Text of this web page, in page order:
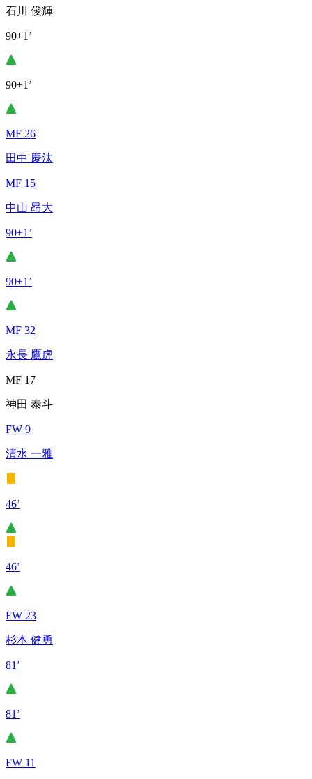
石川 俊輝
90+1’
90+1’
MF 26
田中 慶汰
MF 15
中山 昂大
90+1’
90+1’
MF 32
永長 鷹虎
MF 17
神田 泰斗
FW 9
清水 一雅
46’
46’
FW 23
杉本 健勇
81’
81’
FW 11